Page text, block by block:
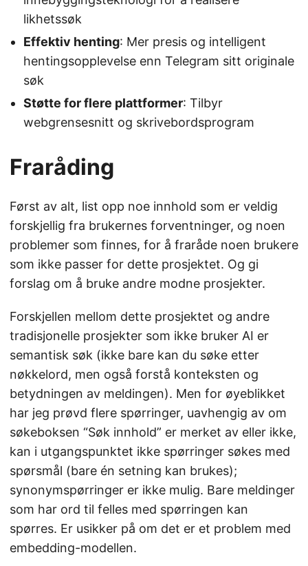
likhetssøk
Effektiv henting: Mer presis og intelligent
hentingsopplevelse enn Telegram sitt originale
søk
Støtte for flere plattformer: Tilbyr
webgrensesnitt og skrivebordsprogram
Fraråding
Først av alt, list opp noe innhold som er veldig
forskjellig fra brukernes forventninger, og noen
problemer som finnes, for å fraråde noen brukere
som ikke passer for dette prosjektet. Og gi
forslag om å bruke andre modne prosjekter.
Forskjellen mellom dette prosjektet og andre
tradisjonelle prosjekter som ikke bruker AI er
semantisk søk (ikke bare kan du søke etter
nøkkelord, men også forstå konteksten og
betydningen av meldingen). Men for øyeblikket
har jeg prøvd flere spørringer, uavhengig av om
søkeboksen “Søk innhold” er merket av eller ikke,
kan i utgangspunktet ikke spørringer søkes med
spørsmål (bare én setning kan brukes);
synonymspørringer er ikke mulig. Bare meldinger
som har ord til felles med spørringen kan
spørres. Er usikker på om det er et problem med
embedding-modellen.